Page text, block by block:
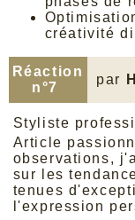
créativité
Réaction
n°7
par
Styliste
Article
observations,
sur les
tenues
l'expression